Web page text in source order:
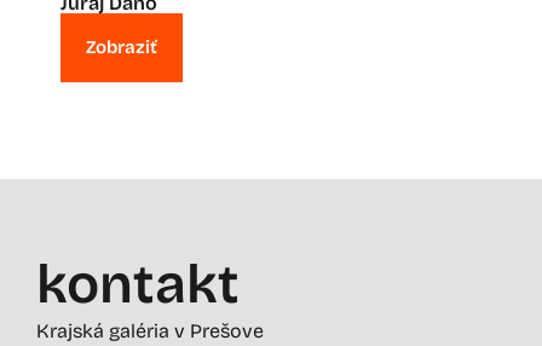
Zobraziť
kontakt
Krajská galéria v Prešove